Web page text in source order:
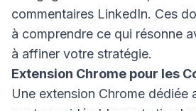
commentaires LinkedIn. Ces
à comprendre ce qui résonne
à affiner votre stratégie.
Extension Chrome pour les
Une extension Chrome dédiée